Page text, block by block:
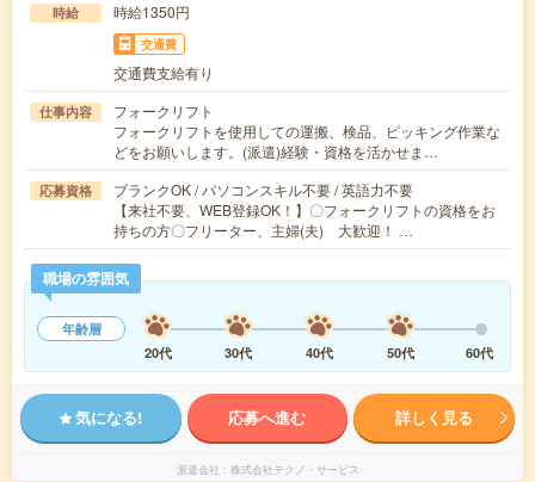
時給 時給1350円
交通費
交通費支給有り
仕事内容
フォークリフト
フォークリフトを使用しての運搬、検品、ピッキング作業な
どをお願いします。(派遣)経験・資格を活かせま…
応募資格
ブランクOK / パソコンスキル不要 / 英語力不要
【来社不要、WEB登録OK！】〇フォークリフトの資格をお
持ちの方〇フリーター、主婦(夫) 大歓迎！ …
職場の雰囲気
年齢層
20代
30代 40代 50代 60代
気になる! 応募へ進む 詳しく見る
派遣会社 株式会社テクノ・サービス